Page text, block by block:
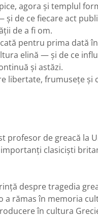
agora și templul
de ce fiecare act
de a fi om.
pentru prima dată
elină — și de ce
și astăzi.
libertate, frumusețe și
profesor de greacă la
clasiciști
despre tragedia
a rămas în memoria
în cultura